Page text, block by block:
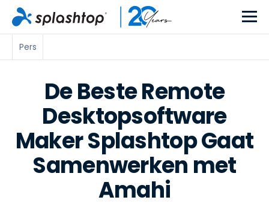
Pers
De Beste Remote
Desktopsoftware
Maker Splashtop Gaat
Samenwerken met
Amahi